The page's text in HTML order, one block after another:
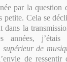
par la question
Cela se
dans la
j’étais
de
de ressentir